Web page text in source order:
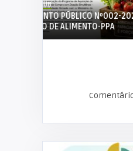
RAFAEL STRAUB
CHAMAMENTO
Médico Veterinário.